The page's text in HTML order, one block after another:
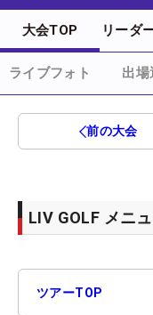
大会TOP リーダ
ライブフォト 出場
前の大会
LIV GOLF メニ
ツアーTOP